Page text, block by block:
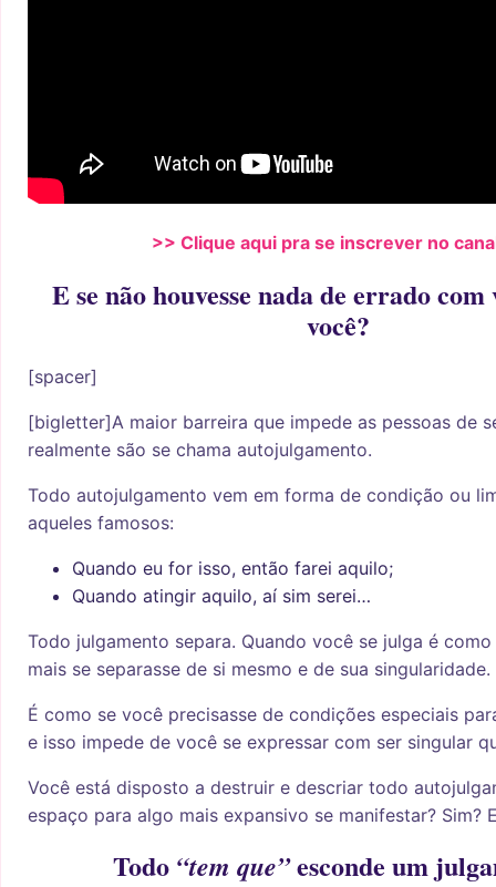
>> Clique aqui pra se inscrever no
E se não houvesse nada de errado com
você?
[spacer]
[bigletter]A maior barreira que impede as pessoas de
realmente são se chama autojulgamento.
Todo autojulgamento vem em forma de condição ou
aqueles famosos:
Quando eu for isso, então farei aquilo;
Quando atingir aquilo, aí sim serei…
Todo julgamento separa. Quando você se julga é
mais se separasse de si mesmo e de sua singularidade.
É como se você precisasse de condições especiais
e isso impede de você se expressar com ser singular
Você está disposto a destruir e descriar todo
espaço para algo mais expansivo se manifestar? Sim?
Todo “tem que”esconde um